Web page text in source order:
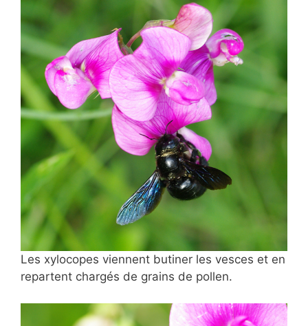
Les xylocopes viennent butiner les vesces et en
repartent chargés de grains de pollen.